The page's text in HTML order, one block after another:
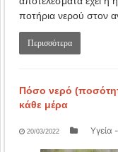
ποτήρια νερού στον
Περισσότερα
Πόσο νερό
κάθε μέρα
20/03/2022 Υγεία